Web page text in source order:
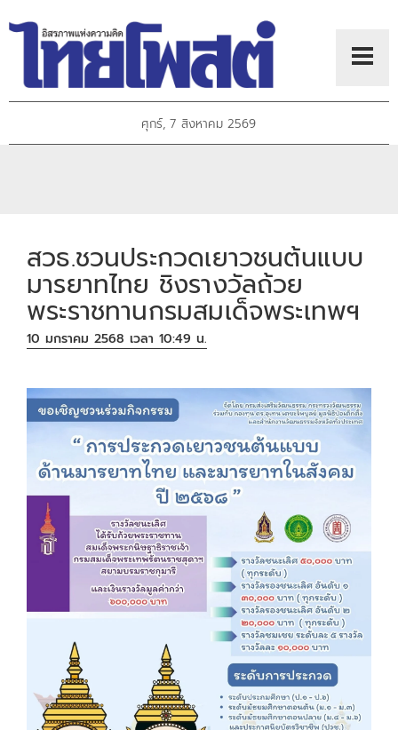
ศุกร์, 7 สิงหาคม 2569
สวธ.ชวนประกวดเยาวชนต้นแบบ
มารยาทไทย ชิงรางวัลถ้วย
พระราชทานกรมสมเด็จพระเทพฯ
10 มกราคม 2568 เวลา 10:49 น.